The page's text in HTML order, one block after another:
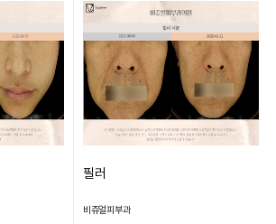
필러
비쥬얼피부과